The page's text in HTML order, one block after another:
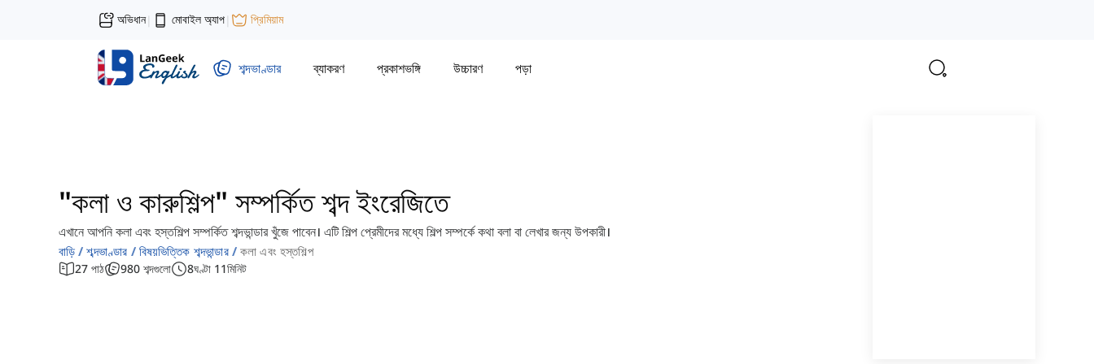
অভিধান| মোবাইল অ্যাপ| প্রিমিয়াম
শব্দভাণ্ডার ব্যাকরণ প্রকাশভঙ্গি উচ্চারণ পড়া
"কলা ও কারুশিল্প" সম্পর্কিত শব্দ ইংরেজিতে
এখানে আপনি কলা এবং হস্তশিল্প সম্পর্কিত শব্দভান্ডার খুঁজে পাবেন। এটি শিল্প প্রেমীদের মধ্যে শিল্প সম্পর্কে কথা বলা বা লেখার জন্য উপকারী।
বাড়ি শব্দভাণ্ডার বিষয়ভিত্তিক শব্দভান্ডার কলা এবং হস্তশিল্প
27 পাঠ 980 শব্দগুলো 8ঘণ্টা 11মিনিট